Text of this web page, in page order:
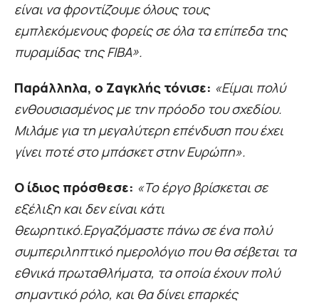
είναι να φροντίζουμε όλους τους
εμπλεκόμενους φορείς σε όλα τα επίπεδα της
πυραμίδας της FIBA».
Παράλληλα, ο Ζαγκλής τόνισε: «Είμαι πολύ
ενθουσιασμένος με την πρόοδο του σχεδίου.
Μιλάμε για τη μεγαλύτερη επένδυση που έχει
γίνει ποτέ στο μπάσκετ στην Ευρώπη».
Ο ίδιος πρόσθεσε: «Το έργο βρίσκεται σε
εξέλιξη και δεν είναι κάτι
θεωρητικό.Εργαζόμαστε πάνω σε ένα πολύ
συμπεριληπτικό ημερολόγιο που θα σέβεται τα
εθνικά πρωταθλήματα, τα οποία έχουν πολύ
σημαντικό ρόλο, και θα δίνει επαρκές